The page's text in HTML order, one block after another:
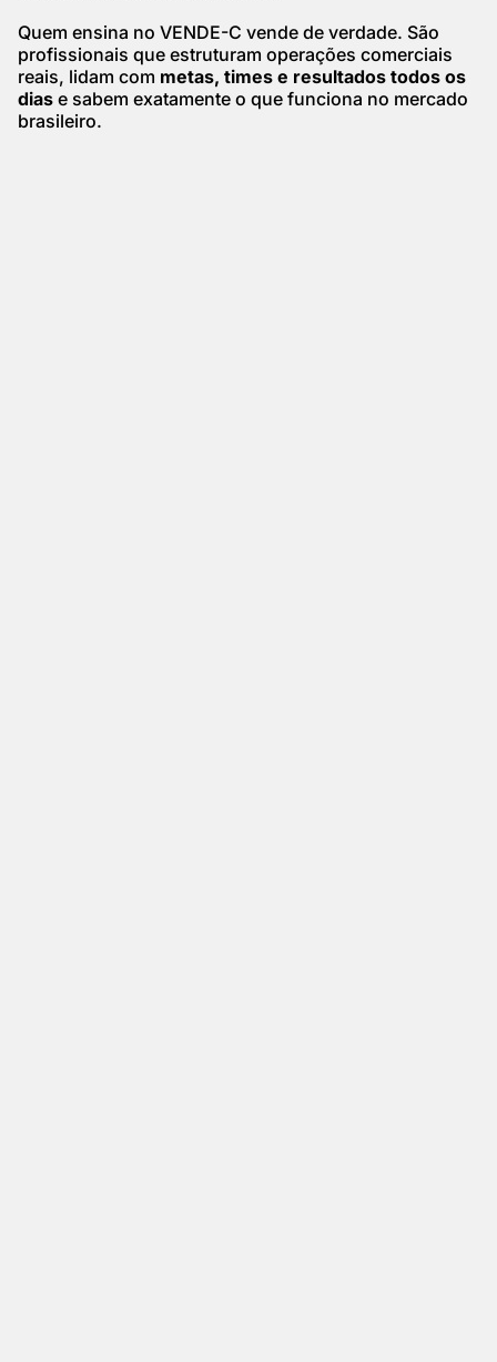
Quem ensina no VENDE-C vende de verdade. São
profissionais que estruturam operações comerciais
reais, lidam com metas, times e resultados todos os
dias e sabem exatamente o que funciona no mercado
brasileiro.